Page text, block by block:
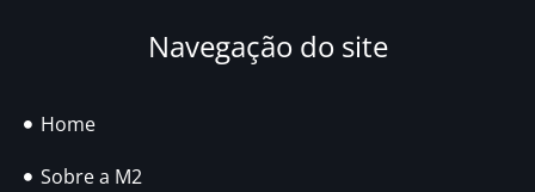
Navegação do site
Home
Sobre a M2